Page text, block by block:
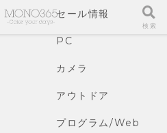
セール情報
PC
カメラ
アウトドア
プログラム/Web
検索